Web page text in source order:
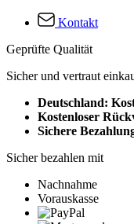
Kontakt
Geprüfte Qualität
Sicher und vertraut
Deutschland:
Kostenloser
Sichere
Sicher bezahlen mit
Nachnahme
Vorauskasse